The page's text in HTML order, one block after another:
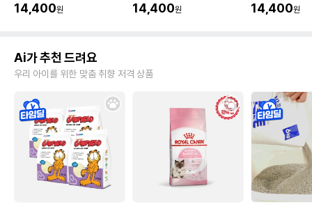
14,400원 14,400원 14,400원
Ai가 추천 드려요
우리 아이를 위한 맞춤 취향 저격 상품